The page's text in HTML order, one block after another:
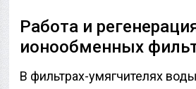
Работа и
ионообменных
В фильтрах-умягчителях